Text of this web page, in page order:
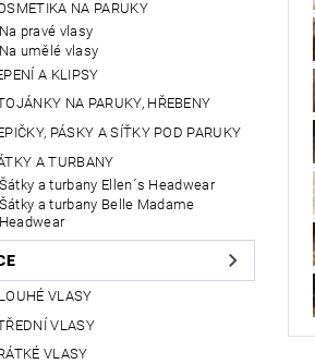
NA PARUKY
Na pravé vlasy
Na umělé vlasy
A KLIPSY
NA PARUKY, HŘEBENY
PÁSKY A SÍŤKY POD PARUKY
A TURBANY
Šátky a turbany Ellen´s Headwear
Šátky a turbany Belle Madame
Headwear
VLASY
VLASY
VLASY